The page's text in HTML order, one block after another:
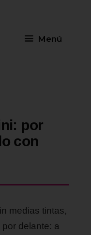
Menú
por
con
medias tintas,
delante: a